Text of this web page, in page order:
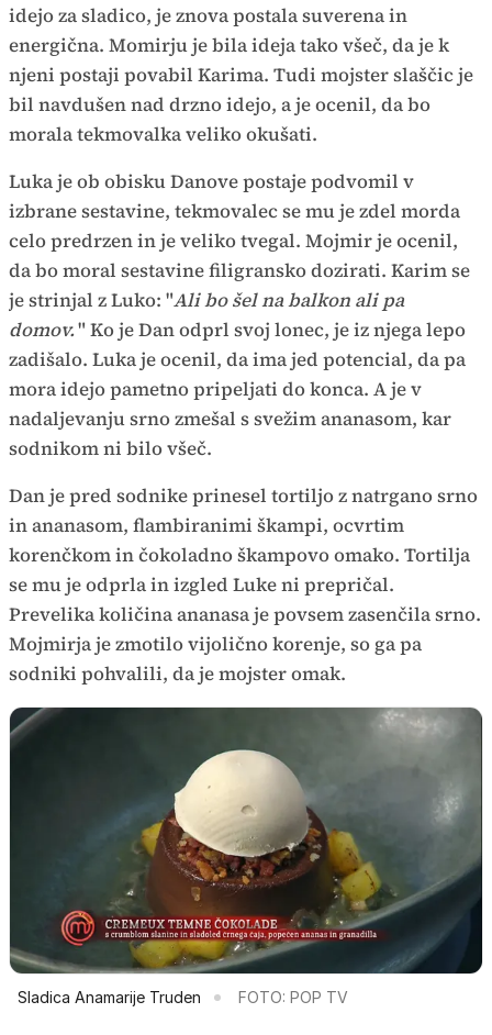
idejo za sladico, je znova postala suverena in
energična. Momirju je bila ideja tako všeč, da je k
njeni postaji povabil Karima. Tudi mojster slaščic je
bil navdušen nad drzno idejo, a je ocenil, da bo
morala tekmovalka veliko okušati.
Luka je ob obisku Danove postaje podvomil v
izbrane sestavine, tekmovalec se mu je zdel morda
celo predrzen in je veliko tvegal. Mojmir je ocenil,
da bo moral sestavine filigransko dozirati. Karim se
je strinjal z Luko: "Ali bo šel na balkon ali pa
domov." Ko je Dan odprl svoj lonec, je iz njega lepo
zadišalo. Luka je ocenil, da ima jed potencial, da pa
mora idejo pametno pripeljati do konca. A je v
nadaljevanju srno zmešal s svežim ananasom, kar
sodnikom ni bilo všeč.
Dan je pred sodnike prinesel tortiljo z natrgano srno
in ananasom, flambiranimi škampi, ocvrtim
korenčkom in čokoladno škampovo omako. Tortilja
se mu je odprla in izgled Luke ni prepričal.
Prevelika količina ananasa je povsem zasenčila srno.
Mojmirja je zmotilo vijolično korenje, so ga pa
sodniki pohvalili, da je mojster omak.
Sladica Anamarije Truden FOTO: POP TV